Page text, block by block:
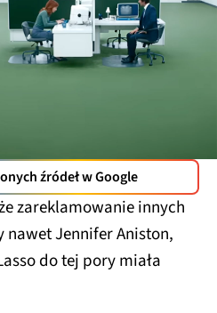
źródeł w Google
zareklamowanie innych
Jennifer Aniston,
do tej pory miała